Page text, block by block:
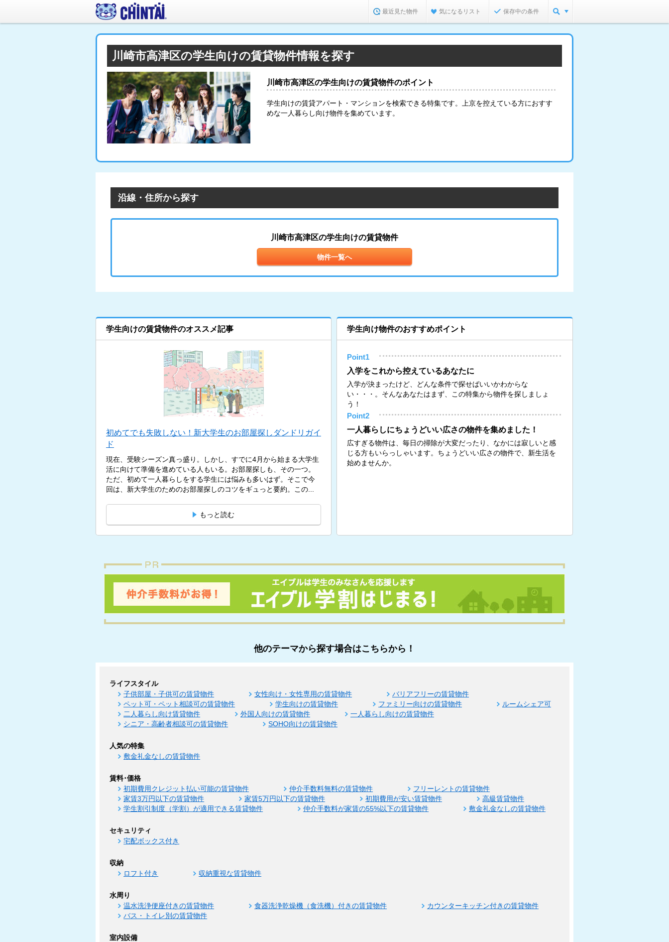
最近見た物件 気になるリスト 保存中の条件
川崎市高津区の学生向けの賃貸物件情報を探す
川崎市高津区の学生向けの賃貸物件のポイント
学生向けの賃貸アパート・マンションを検索できる特集です。上京を控えている方におすす
めな一人暮らし向け物件を集めています。
沿線・住所から探す
川崎市高津区の学生向けの賃貸物件
物件一覧へ
学生向けの賃貸物件のオススメ記事
初めてでも失敗しない！新大学生のお部屋探しダンドリガイ
ド
現在、受験シーズン真っ盛り。しかし、すでに4月から始まる大学生
活に向けて準備を進めている人もいる。お部屋探しも、その一つ。
ただ、初めて一人暮らしをする学生には悩みも多いはず。そこで今
回は、新大学生のためのお部屋探しのコツをギュっと要約。この...
もっと読む
学生向け物件のおすすめポイント
Point1
入学をこれから控えているあなたに
入学が決まったけど、どんな条件で探せばいいかわからな
い・・・。そんなあなたはまず、この特集から物件を探しましょ
う！
Point2
一人暮らしにちょうどいい広さの物件を集めました！
広すぎる物件は、毎日の掃除が大変だったり、なかには寂しいと感
じる方もいらっしゃいます。ちょうどいい広さの物件で、新生活を
始めませんか。
他のテーマから探す場合はこちらから！
ライフスタイル
子供部屋・子供可の賃貸物件 女性向け・女性専用の賃貸物件
バリアフリーの賃貸物件
ペット可・ペット相談可の賃貸物件
学生向けの賃貸物件 ファミリー向けの賃貸物件
ルームシェア可
二人暮らし向け賃貸物件
外国人向けの賃貸物件
一人暮らし向けの賃貸物件
シニア・高齢者相談可の賃貸物件
SOHO向けの賃貸物件
人気の特集
敷金礼金なしの賃貸物件
賃料･価格
初期費用クレジット払い可能の賃貸物件 仲介手数料無料の賃貸物件
フリーレントの賃貸物件
家賃3万円以下の賃貸物件
家賃5万円以下の賃貸物件 初期費用が安い賃貸物件
高級賃貸物件
学生割引制度（学割）が適用できる賃貸物件
仲介手数料が家賃の55%以下の賃貸物件 敷金礼金なしの賃貸物件
セキュリティ
宅配ボックス付き
収納
ロフト付き 収納重視な賃貸物件
水周り
温水洗浄便座付きの賃貸物件 食器洗浄乾燥機（食洗機）付きの賃貸物件
カウンターキッチン付きの賃貸物件
バス・トイレ別の賃貸物件
室内設備